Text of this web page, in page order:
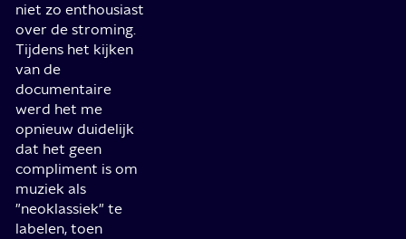
niet zo enthousiast
over de stroming.
Tijdens het kijken
van de
documentaire
werd het me
opnieuw duidelijk
dat het geen
compliment is om
muziek als
"neoklassiek" te
labelen, toen